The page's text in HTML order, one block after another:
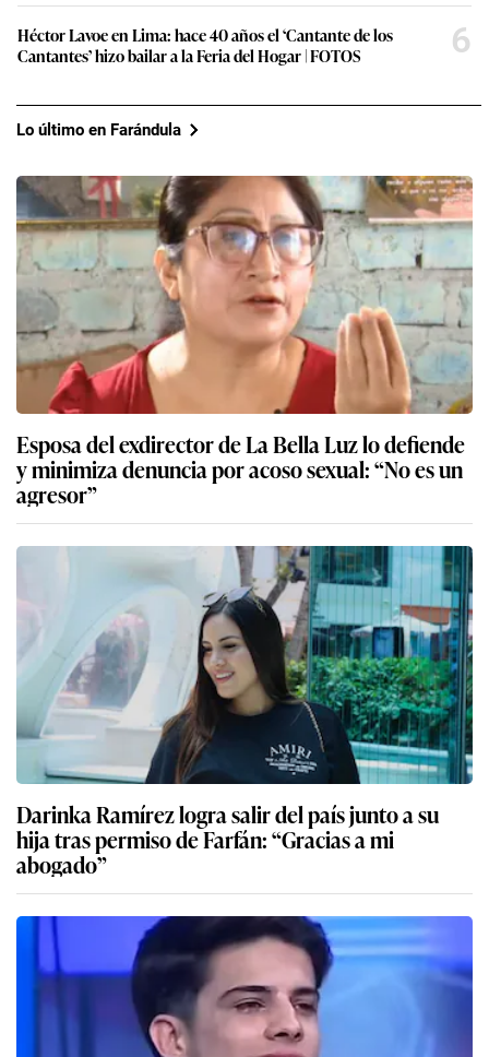
Héctor Lavoe en Lima: hace 40 años el ‘Cantante de los
Cantantes’ hizo bailar a la Feria del Hogar | FOTOS
6
Lo último en Farándula
Esposa del exdirector de La Bella Luz lo defiende
y minimiza denuncia por acoso sexual: “No es un
agresor”
Darinka Ramírez logra salir del país junto a su
hija tras permiso de Farfán: “Gracias a mi
abogado”